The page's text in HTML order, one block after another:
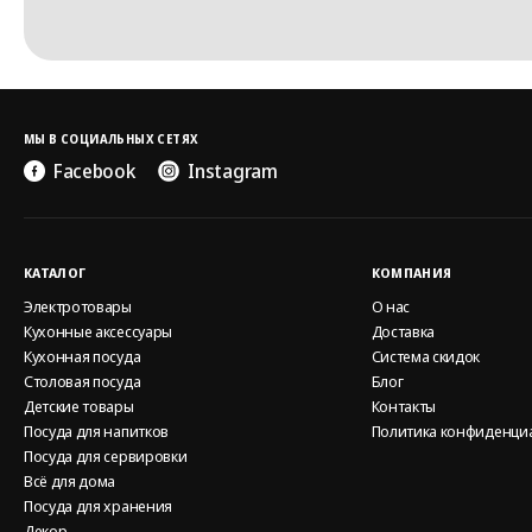
МЫ В СОЦИАЛЬНЫХ СЕТЯХ
Facebook Instagram
КАТАЛОГ
Электротовары
Кухонные аксессуары
Кухонная посуда
Столовая посуда
Детские товары
Посуда для напитков
Посуда для сервировки
Всё для дома
Посуда для хранения
КОМПАНИЯ
О нас
Доставка
Система скидок
Блог
Контакты
Политика